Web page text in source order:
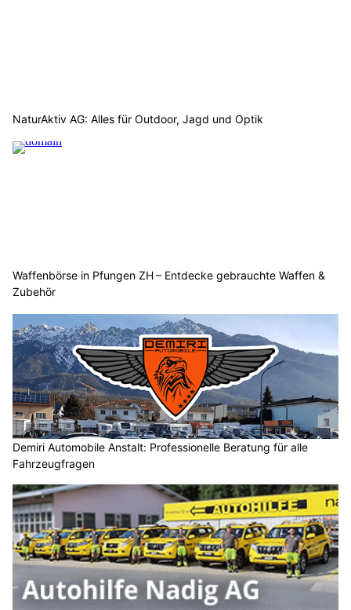
NaturAktiv AG: Alles für Outdoor, Jagd und Optik
Waffenbörse in Pfungen ZH – Entdecke gebrauchte Waffen &
Zubehör
Demiri Automobile Anstalt: Professionelle Beratung für alle
Fahrzeugfragen